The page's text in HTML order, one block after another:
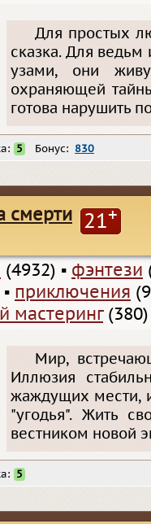
Для простых
сказка. Для
узами, они
охраняющей
готова нарушить
5 Бонус: 830
смерти 21+
(4932) ▪ фэнтези
▪ приключения
мастеринг(380)
Мир,
Иллюзия
жаждущих мести,
"угодья". Жить
вестником новой
5